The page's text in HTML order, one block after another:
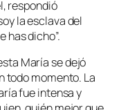
respondió
la esclava del
has dicho”.
María se dejó
todo momento. La
fue intensa y